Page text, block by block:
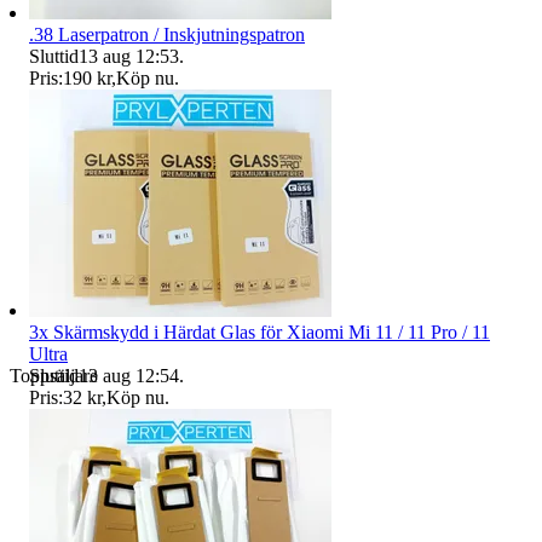
Toppsäljare
.38 Laserpatron / Inskjutningspatron
Sluttid13 aug 12:53.
Pris:190 kr,Köp nu.
3x Skärmskydd i Härdat Glas för Xiaomi Mi 11 / 11 Pro / 11
Ultra
Sluttid13 aug 12:54.
Pris:32 kr,Köp nu.